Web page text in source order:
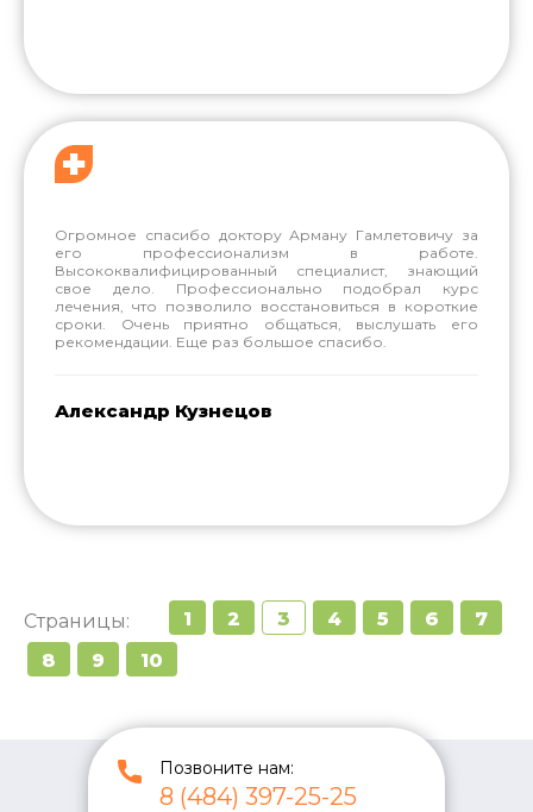
Огромное спасибо доктору Арману Гамлетовичу за
его профессионализм в работе.
Высококвалифицированный специалист, знающий
свое дело. Профессионально подобрал курс
лечения, что позволило восстановиться в короткие
сроки. Очень приятно общаться, выслушать его
рекомендации. Еще раз большое спасибо.
Александр Кузнецов
Страницы: 1 2 3 4 5 6
7
8
9 10
Позвоните нам:
8 (484) 397-25-25